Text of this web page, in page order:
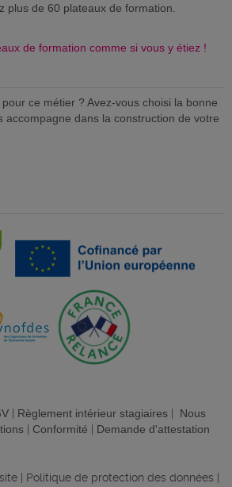
plus de 60 plateaux de formation.
de formation comme si vous y étiez !
ce métier ? Avez-vous choisi la bonne
accompagne dans la construction de votre
| Règlement intérieur stagiaires| Nous
| Conformité Demande d'attestation
Politique de protection des données